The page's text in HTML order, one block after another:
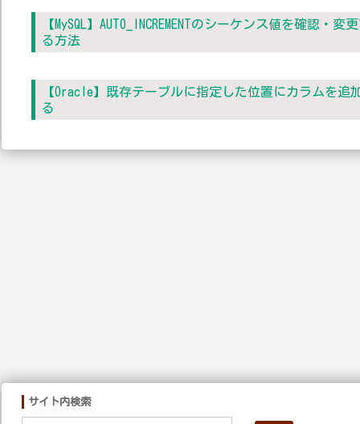
【MySQL】AUTO_INCREMENTのシーケンス値を確認・変
る方法
【Oracle】既存テーブルに指定した位置にカラムを追
る
サイト内検索